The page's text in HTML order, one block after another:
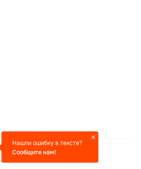
Нашли ошибку в тексте?
Сообщите нам!